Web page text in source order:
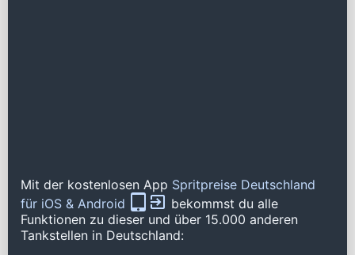
Mit der kostenlosen App Spritpreise Deutschland
für iOS & Android
bekommst du alle
Funktionen zu dieser und über 15.000 anderen
Tankstellen in Deutschland: